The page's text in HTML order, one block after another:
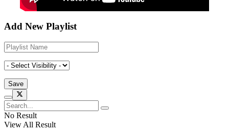
Add New Playlist
No Result
View All Result